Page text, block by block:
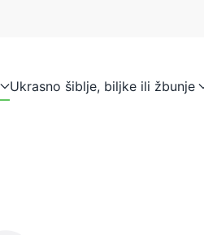
Ukrasno šiblje, biljke ili žbunje